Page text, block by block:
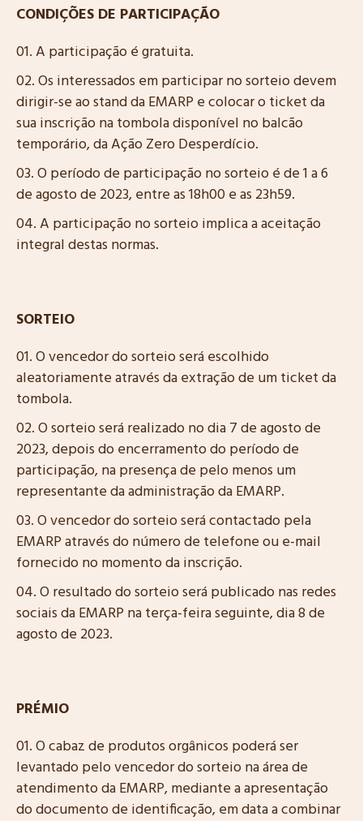
CONDIÇÕES DE PARTICIPAÇÃO
A participação é gratuita.
Os interessados em participar no sorteio devem
dirigir-se ao stand da EMARP e colocar o ticket da
sua inscrição na tombola disponível no balcão
temporário, da Ação Zero Desperdício.
O período de participação no sorteio é de 1 a 6
de agosto de 2023, entre as 18h00 e as 23h59.
A participação no sorteio implica a aceitação
integral destas normas.
SORTEIO
O vencedor do sorteio será escolhido
aleatoriamente através da extração de um ticket da
tombola.
O sorteio será realizado no dia 7 de agosto de
2023, depois do encerramento do período de
participação, na presença de pelo menos um
representante da administração da EMARP.
O vencedor do sorteio será contactado pela
EMARP através do número de telefone ou e-mail
fornecido no momento da inscrição.
O resultado do sorteio será publicado nas redes
sociais da EMARP na terça-feira seguinte, dia 8 de
agosto de 2023.
PRÉMIO
O cabaz de produtos orgânicos poderá ser
levantado pelo vencedor do sorteio na área de
atendimento da EMARP, mediante a apresentação
do documento de identificação, em data a combinar